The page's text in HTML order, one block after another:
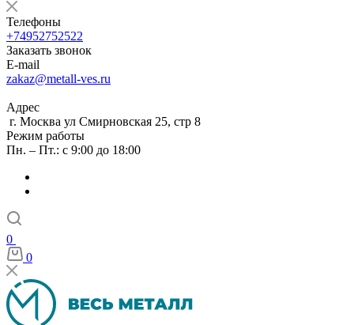
Телефоны
+74952752522
Заказать звонок
E-mail
zakaz@metall-ves.ru
Адрес
г. Москва ул Смирновская 25, стр 8
Режим работы
Пн. – Пт.: с 9:00 до 18:00
0
0